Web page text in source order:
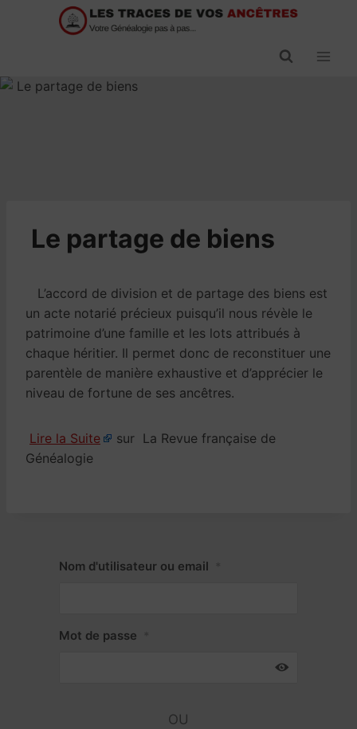
​Le partage de biens
L’accord de division et de partage des biens est
un acte notarié précieux puisqu’il nous révèle le
patrimoine d’une famille et les lots attribués à
chaque héritier. Il permet donc de reconstituer une
parentèle de manière exhaustive et d’apprécier le
niveau de fortune de ses ancêtres.
Lire la Suite
sur La Revue française de
Généalogie
Nom d'utilisateur ou email
Mot de passe
OU